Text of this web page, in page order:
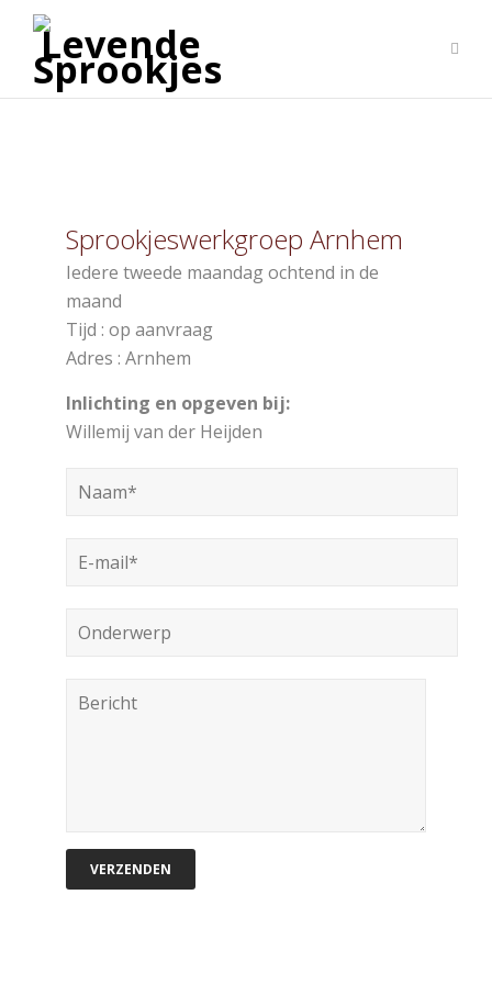
Sprookjeswerkgroep Arnhem
Iedere tweede maandag ochtend in de
maand
Tijd : op aanvraag
Adres : Arnhem
Inlichting en opgeven bij:
Willemij van der Heijden